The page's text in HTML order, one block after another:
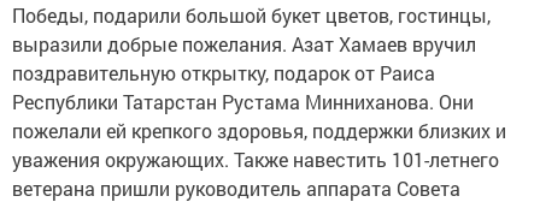
Победы, подарили большой букет цветов, гостинцы,
выразили добрые пожелания. Азат Хамаев вручил
поздравительную открытку, подарок от Раиса
Республики Татарстан Рустама Минниханова. Они
пожелали ей крепкого здоровья, поддержки близких и
уважения окружающих. Также навестить 101-летнего
ветерана пришли руководитель аппарата Совета